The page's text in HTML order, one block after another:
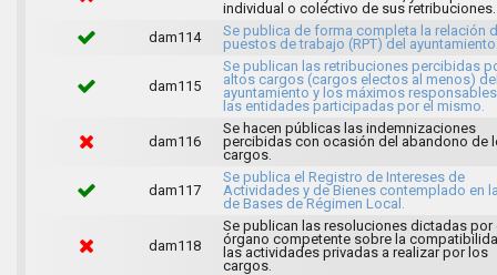
individual o colectivo de sus retribuciones.
dam114
Se publica de forma completa la relación
puestos de trabajo (RPT) del
dam115
Se publican las retribuciones percibidas
altos cargos (cargos electos al menos)
ayuntamiento y los máximos
las entidades participadas por el mismo.
dam116
Se hacen públicas las indemnizaciones
percibidas con ocasión del abandono de
cargos.
dam117
Se publica el Registro de Intereses de
Actividades y de Bienes contemplado en
de Bases de Régimen Local.
dam118
Se publican las resoluciones dictadas por
órgano competente sobre la
las actividades privadas a realizar por los
cargos.